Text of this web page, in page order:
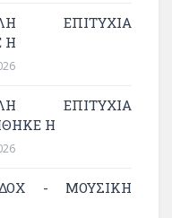
ΕΠΙΤΥΧΊΑ
Η
ΕΠΙΤΥΧΊΑ
Η
- ΜΟΥΣΙΚΗ